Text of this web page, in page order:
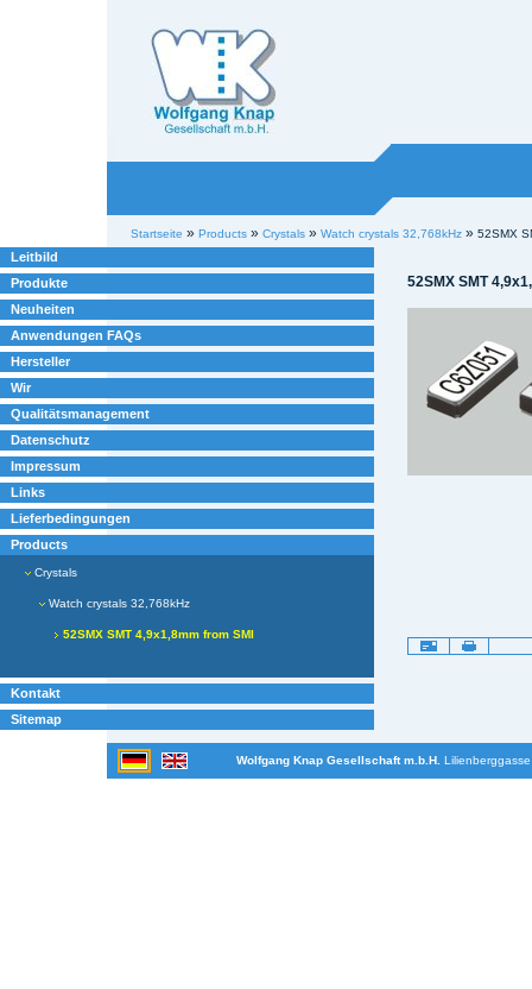
Sektionen
Benutzerspezifische
Werkzeuge
Startseite » Products » Crystals » Watch crystals 32,768kHz » 52SMX
Leitbild
Produkte
Neuheiten
Anwendungen FAQs
Hersteller
Wir
Qualitätsmanagement
Datenschutz
Impressum
Links
Lieferbedingungen
Products
Crystals
Watch crystals 32,768kHz
52SMX SMT 4,9x1,8mm from SMI
Kontakt
Sitemap
52SMX SMT
Artikelaktionen
Wolfgang Knap Gesellschaft m.b.H.